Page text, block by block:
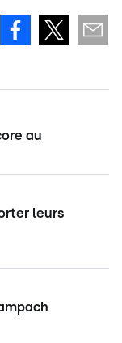
au
leurs